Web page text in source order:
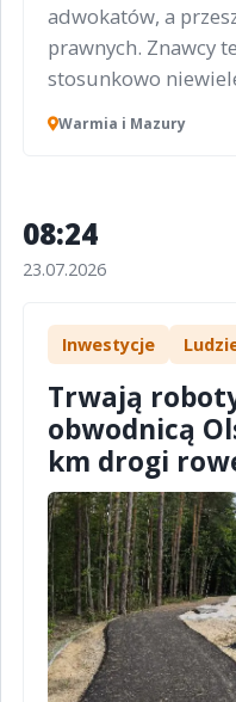
adwokatów, a
prawnych. Znawcy
stosunkowo
Warmia i Mazury
08:24
23.07.2026
Inwestycje
Trwają
obwodnicą
km drogi